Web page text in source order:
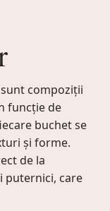
compoziții
funcție de
buchet se
și forme.
de la
puternici, care